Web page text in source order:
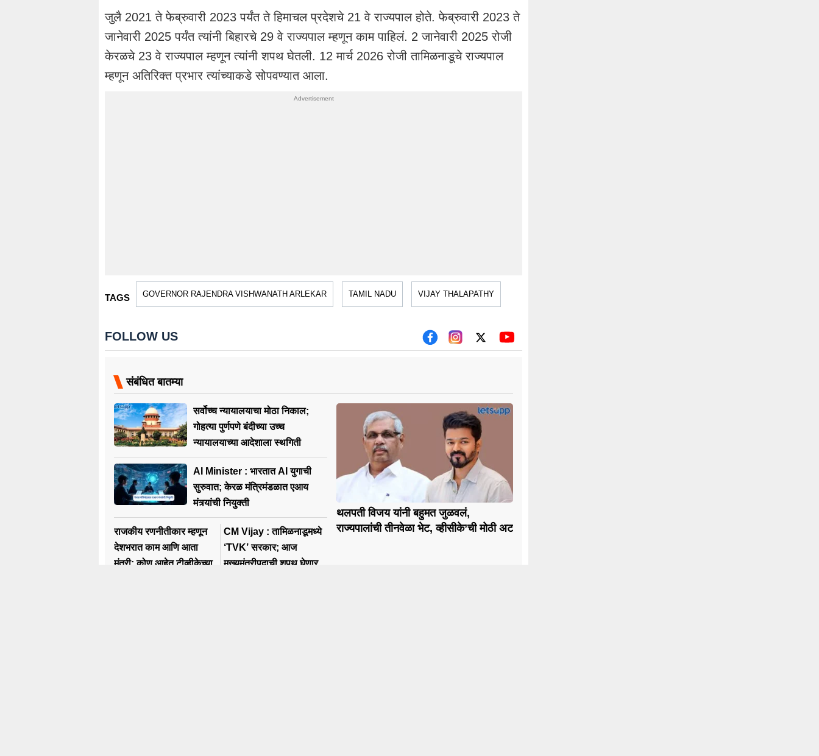
जुलै 2021 ते फेब्रुवारी 2023 पर्यंत ते हिमाचल प्रदेशचे 21 वे राज्यपाल होते. फेब्रुवारी 2023 ते
जानेवारी 2025 पर्यंत त्यांनी बिहारचे 29 वे राज्यपाल म्हणून काम पाहिलं. 2 जानेवारी 2025 रोजी
केरळचे 23 वे राज्यपाल म्हणून त्यांनी शपथ घेतली. 12 मार्च 2026 रोजी तामिळनाडूचे राज्यपाल
म्हणून अतिरिक्त प्रभार त्यांच्याकडे सोपवण्यात आला.
TAGS GOVERNOR RAJENDRA VISHWANATH ARLEKAR TAMIL NADU VIJAY THALAPATHY
FOLLOW US
संबंधित बातम्या
सर्वोच्च न्यायालयाचा मोठा निकाल;
गोहत्या पुर्णपणे बंदीच्या उच्च
न्यायालयाच्या आदेशाला स्थगिती
AI Minister : भारतात AI युगाची
सुरुवात; केरळ मंत्रिमंडळात एआय
मंत्र्यांची नियुक्ती
राजकीय रणनीतीकार म्हणून
देशभरात काम आणि आता
मंत्री; कोण आहेत टीव्हीकेच्या
CM Vijay : तामिळनाडूमध्ये
‘TVK’ सरकार; आज
मुख्यमंत्रीपदाची शपथ घेणार
थलपती विजय यांनी बहुमत जुळवलं,
राज्यपालांची तीनवेळा भेट, व्हीसीके’ची मोठी अट